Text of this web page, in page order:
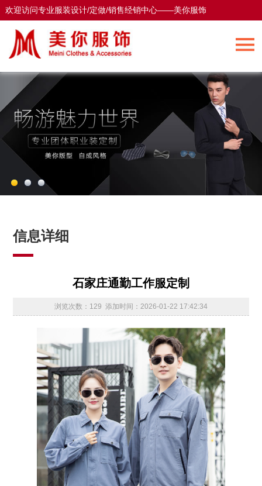
欢迎访问专业服装设计/定做/销售经销中心——美你服饰
欢迎访问专业服装设计/定做/销售经销中心——美你服饰
信息详细
石家庄通勤工作服定制
浏览次数：129 添加时间：2026-01-22 17:42:34